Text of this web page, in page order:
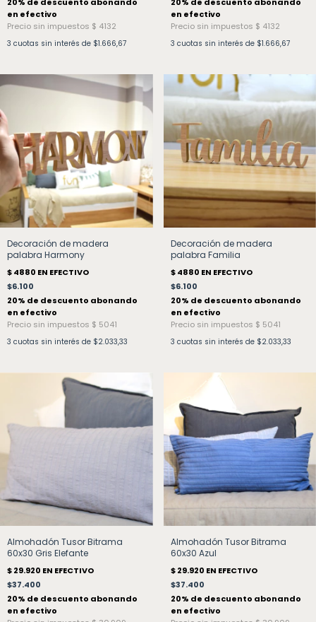
3 cuotas sin interés de $1.666,67 3 cuotas sin interés de $1.666,67
Decoración de madera
palabra Harmony
$6.100
3 cuotas sin interés de $2.033,33
Decoración de madera
palabra Familia
$6.100
3 cuotas sin interés de $2.033,33
Almohadón Tusor Bitrama
60x30 Gris Elefante
$37.400
Almohadón Tusor Bitrama
60x30 Azul
$37.400